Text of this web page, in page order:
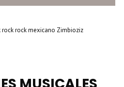
rockrock mexicano Zimbioziz